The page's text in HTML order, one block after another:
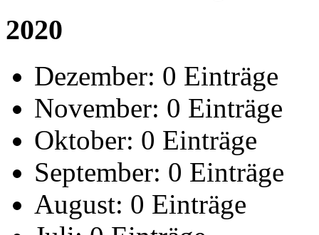
2020
Dezember: 0 Einträge
November: 0 Einträge
Oktober: 0 Einträge
September: 0 Einträge
August: 0 Einträge